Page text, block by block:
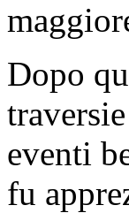
Dopo
eventi
fu